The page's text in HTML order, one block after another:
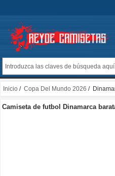
Inicio / Copa Del Mundo 2026 /
Camiseta de futbol Dinamarca